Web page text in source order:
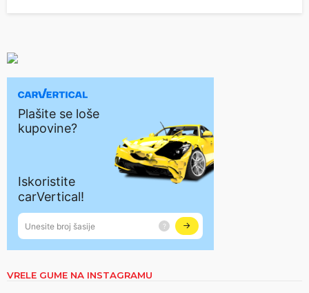
VRELE GUME NA INSTAGRAMU